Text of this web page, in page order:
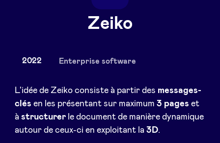
À propos
Actualités
Avantages
Zeiko
2022 Enterprise software
L'idée de Zeiko consiste à partir des messages-
clés en les présentant sur maximum 3 pages et
à structurerle document de manière dynamique
autour de ceux-ci en exploitant la 3D.